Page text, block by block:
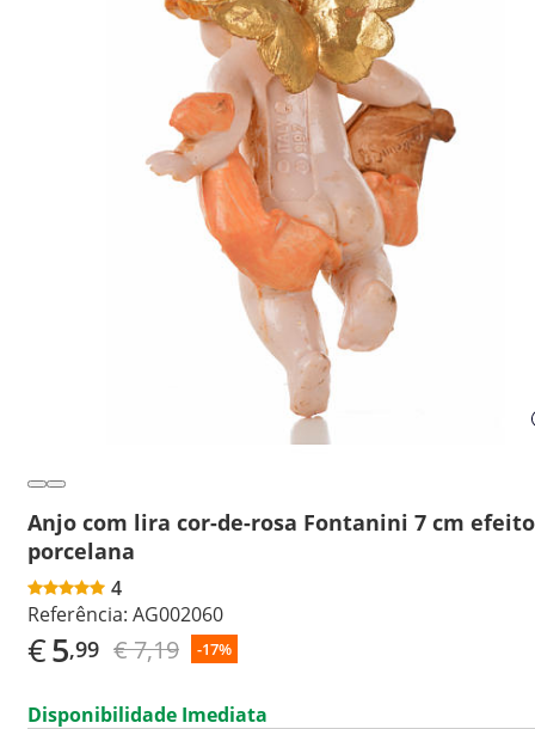
Anjo com lira cor-de-rosa Fontanini 7 cm efeito
porcelana
4
Referência: AG002060
€5,99 € 7,19 -17%
Disponibilidade Imediata